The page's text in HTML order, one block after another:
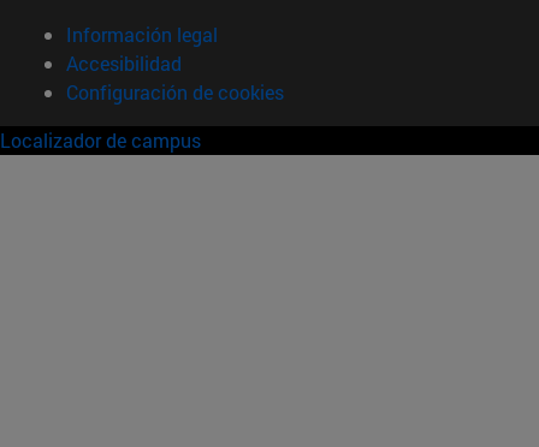
Información legal
Accesibilidad
Configuración de cookies
Localizador de campus